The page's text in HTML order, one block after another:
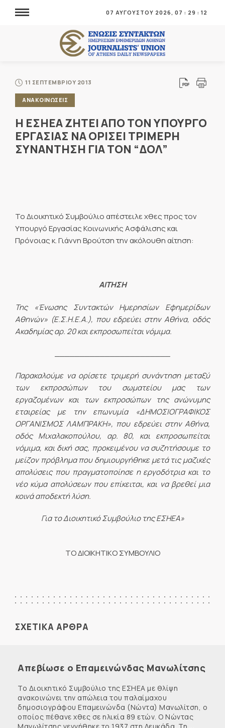
07 ΑΥΓΟΥΣΤΟΥ 2026, 07 : 29 : 12
11 ΣΕΠΤΕΜΒΡΙΟΥ 2013
ΑΝΑΚΟΙΝΩΣΕΙΣ
Η ΕΣΗΕΑ ΖΗΤΕΙ ΑΠΟ ΤΟΝ ΥΠΟΥΡΓΟ
ΕΡΓΑΣΙΑΣ ΝΑ ΟΡΙΣΕΙ ΤΡΙΜΕΡΗ
ΣΥΝΑΝΤΗΣΗ ΓΙΑ ΤΟΝ “ΔΟΛ”
Το Διοικητικό Συμβούλιο απέστειλε χθες προς τον
Υπουργό Εργασίας Κοινωνικής Ασφάλισης και
Πρόνοιας κ. Γιάννη Βρούτση την ακόλουθη αίτηση:
ΑΙΤΗΣΗ
Της «Ένωσης Συντακτών Ημερησίων Εφημερίδων
Αθηνών» (Ε.Σ.Η.Ε.Α.), που εδρεύει στην Αθήνα, οδός
Ακαδημίας αρ. 20 και εκπροσωπείται νόμιμα.
Παρακαλούμε να ορίσετε τριμερή συνάντηση μεταξύ
των εκπροσώπων του σωματείου μας των
εργαζομένων και των εκπροσώπων της ανώνυμης
εταιρείας με την επωνυμία «ΔΗΜΟΣΙΟΓΡΑΦΙΚΟΣ
ΟΡΓΑΝΙΣΜΟΣ ΛΑΜΠΡΑΚΗ», που εδρεύει στην Αθήνα,
οδός Μιχαλακοπούλου, αρ. 80, και εκπροσωπείται
νόμιμα, και δική σας, προκειμένου να συζητήσουμε το
μείζον πρόβλημα που δημιουργήθηκε μετά τις μαζικές
απολύσεις που πραγματοποίησε η εργοδότρια και το
νέο κύμα απολύσεων που επίκειται, και να βρεθεί μια
κοινά αποδεκτή λύση.
Για το Διοικητικό Συμβούλιο της ΕΣΗΕΑ»
ΤO ΔΙΟΙΚΗΤΙΚO ΣΥΜΒΟΥΛΙO
ΣΧΕΤΙΚΑ ΑΡΘΡΑ
Απεβίωσε ο Επαμεινώνδας Μανωλίτσης
Το Διοικητικό Συμβούλιο της ΕΣΗΕΑ με θλίψη
ανακοινώνει την απώλεια του παλαίμαχου
δημοσιογράφου Επαμεινώνδα (Νώντα) Μανωλίτση, ο
οποίος πέθανε χθες σε ηλικία 89 ετών. Ο Νώντας